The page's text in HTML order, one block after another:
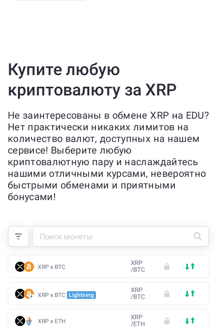
Купите любую
криптовалюту за XRP
Не заинтересованы в обмене XRP на EDU?
Нет практически никаких лимитов на
количество валют, доступных на нашем
сервисе! Выберите любую
криптовалютную пару и наслаждайтесь
нашими отличными курсами, невероятно
быстрыми обменами и приятными
бонусами!
XRP к BTC
XRP
/BTC
XRP к BTC Lightning
XRP
/BTC
XRP к ETH
XRP
/ETH